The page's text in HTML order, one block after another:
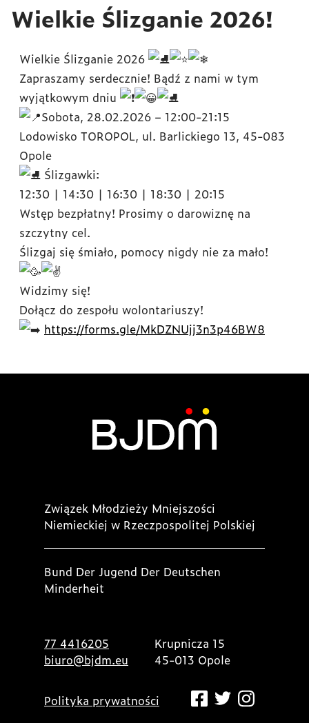
Wielkie Ślizganie 2026!
Wielkie Ślizganie 2026
Zapraszamy serdecznie! Bądź z nami w tym
wyjątkowym dniu
Sobota, 28.02.2026 – 12:00-21:15
Lodowisko TOROPOL, ul. Barlickiego 13, 45-083
Opole
Ślizgawki:
12:30 | 14:30 | 16:30 | 18:30 | 20:15
Wstęp bezpłatny! Prosimy o darowiznę na
szczytny cel.
Ślizgaj się śmiało, pomocy nigdy nie za mało!
Widzimy się!
Dołącz do zespołu wolontariuszy!
https://forms.gle/MkDZNUjj3n3p46BW8
Związek Młodzieży Mniejszości
Niemieckiej w Rzeczpospolitej Polskiej
Bund Der Jugend Der Deutschen
Minderheit
77 4416205
biuro@bjdm.eu
Krupnicza 15
45-013 Opole
Polityka prywatności